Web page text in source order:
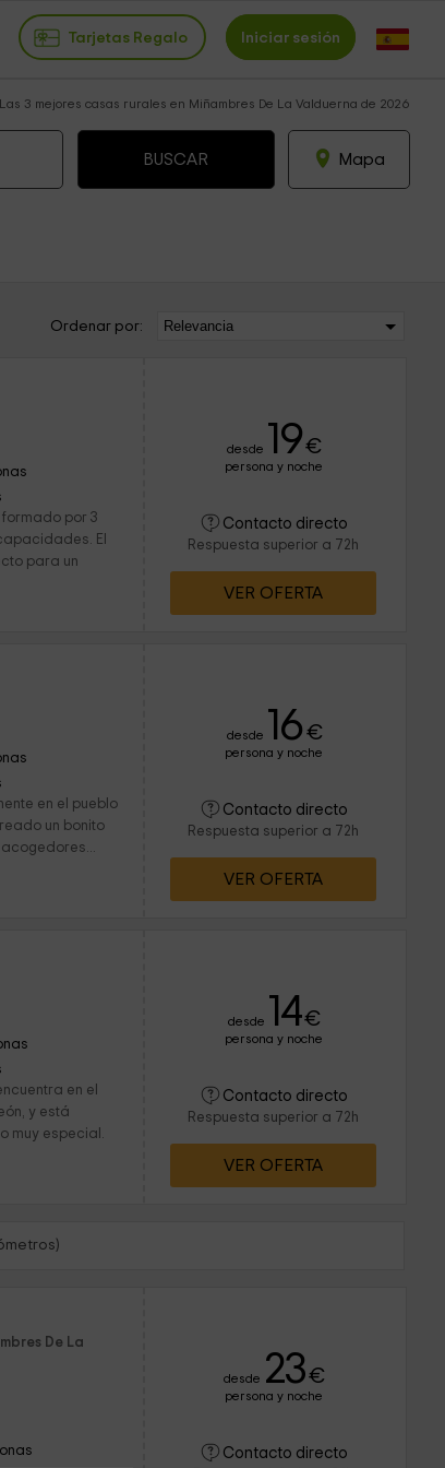
Tarjetas Regalo Iniciar sesión
Las 3 mejores casas rurales en Miñambres De La Valduerna de 2026
Mapa
Ordenar por:
por 3
El
para un
desde 19€
persona y noche
Contacto directo
Respuesta superior a 72h
VER OFERTA
en el pueblo
un bonito
desde 16 €
persona y noche
Contacto directo
Respuesta superior a 72h
VER OFERTA
en el
y está
muy especial.
desde 14€
persona y noche
Contacto directo
Respuesta superior a 72h
VER OFERTA
De La
desde 23€
persona y noche
Contacto directo